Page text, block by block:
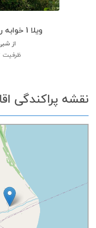
ویلا 1 خوابه روستایی دارای پارکینگ
از
ظرفیت
نقشه پراکندگی